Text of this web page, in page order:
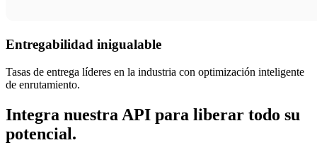
Entregabilidad inigualable
Tasas de entrega líderes en la industria con optimización inteligente
de enrutamiento.
Integra nuestra API para liberar todo su
potencial.